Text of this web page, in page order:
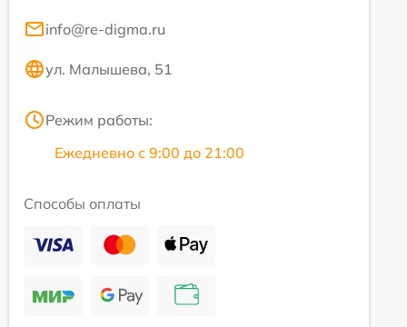
info@re-digma.ru
ул. Малышева, 51
Режим работы:
Ежедневно с 9:00 до 21:00
Способы оплаты